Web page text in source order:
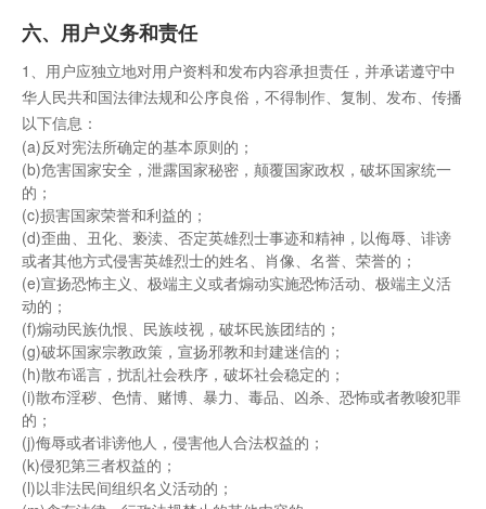
六、用户义务和责任
1、用户应独立地对用户资料和发布内容承担责任，并承诺遵守中
华人民共和国法律法规和公序良俗，不得制作、复制、发布、传播
以下信息：
(a)反对宪法所确定的基本原则的；
(b)危害国家安全，泄露国家秘密，颠覆国家政权，破坏国家统一
的；
(c)损害国家荣誉和利益的；
(d)歪曲、丑化、亵渎、否定英雄烈士事迹和精神，以侮辱、诽谤
或者其他方式侵害英雄烈士的姓名、肖像、名誉、荣誉的；
(e)宣扬恐怖主义、极端主义或者煽动实施恐怖活动、极端主义活
动的；
(f)煽动民族仇恨、民族歧视，破坏民族团结的；
(g)破坏国家宗教政策，宣扬邪教和封建迷信的；
(h)散布谣言，扰乱社会秩序，破坏社会稳定的；
(i)散布淫秽、色情、赌博、暴力、毒品、凶杀、恐怖或者教唆犯罪
的；
(j)侮辱或者诽谤他人，侵害他人合法权益的；
(k)侵犯第三者权益的；
(l)以非法民间组织名义活动的；